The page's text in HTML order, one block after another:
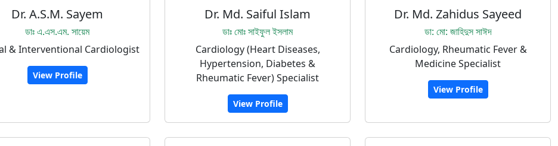
Dr. A.S.M. Sayem
ডাঃ এ.এস.এম. সায়েম
& Interventional Cardiologist
View Profile
Dr. Md. Saiful Islam
ডাঃ মোঃ সাইফুল ইসলাম
Cardiology (Heart Diseases,
Hypertension, Diabetes &
Rheumatic Fever) Specialist
View Profile
Dr. Md. Zahidus Sayeed
ডা: মো: জাহিদুস সাঈদ
Cardiology, Rheumatic Fever &
Medicine Specialist
View Profile